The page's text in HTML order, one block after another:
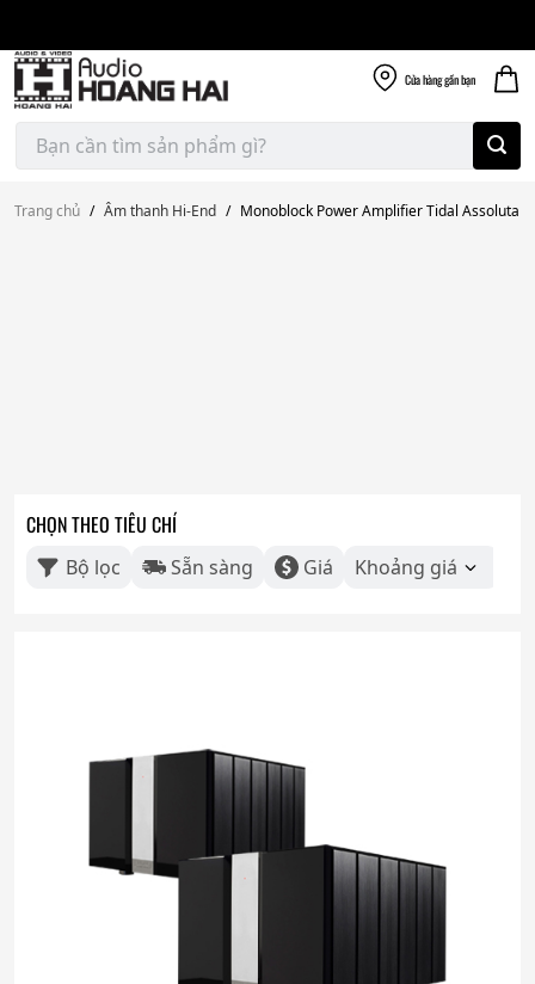
content
Cửa hànggần bạn
Tìm
kiếm:
Trang chủ / Âm thanh Hi-End / Monoblock Power Amplifier Tidal Assoluta
CHỌN THEO TIÊU CHÍ
Bộ lọc Sẵn sàng Giá Khoảng giá